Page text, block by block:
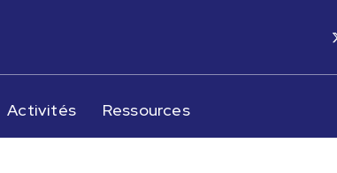
Activités Ressources